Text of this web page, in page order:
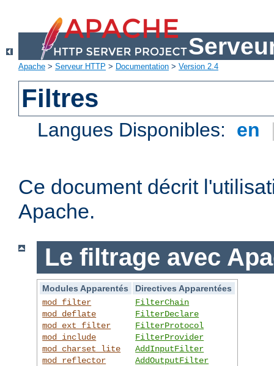
Apache > Serveur HTTP > Documentation > Version 2.4
Filtres
Langues Disponibles: en
Ce document décrit
Apache.
Le filtrage avec
Modules Apparentés
Directives Apparentées
mod_filter
mod_deflate
mod_ext_filter
mod_include
mod_charset_lite
mod_reflector
FilterChain
FilterDeclare
FilterProtocol
FilterProvider
AddInputFilter
AddOutputFilter